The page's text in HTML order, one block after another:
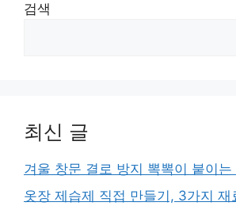
검색
최신 글
겨울 창문 결로 방지 뽁뽁이 붙이는
옷장 제습제 직접 만들기, 3가지 재